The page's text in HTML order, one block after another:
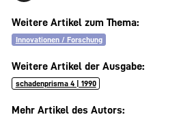
Weitere Artikel zum Thema:
Innovationen / Forschung
Weitere Artikel der Ausgabe:
schadenprisma 4 | 1990
Mehr Artikel des Autors: